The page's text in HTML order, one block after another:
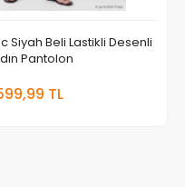
Siyah Beli Lastikli Desenli
Pantolon
TL